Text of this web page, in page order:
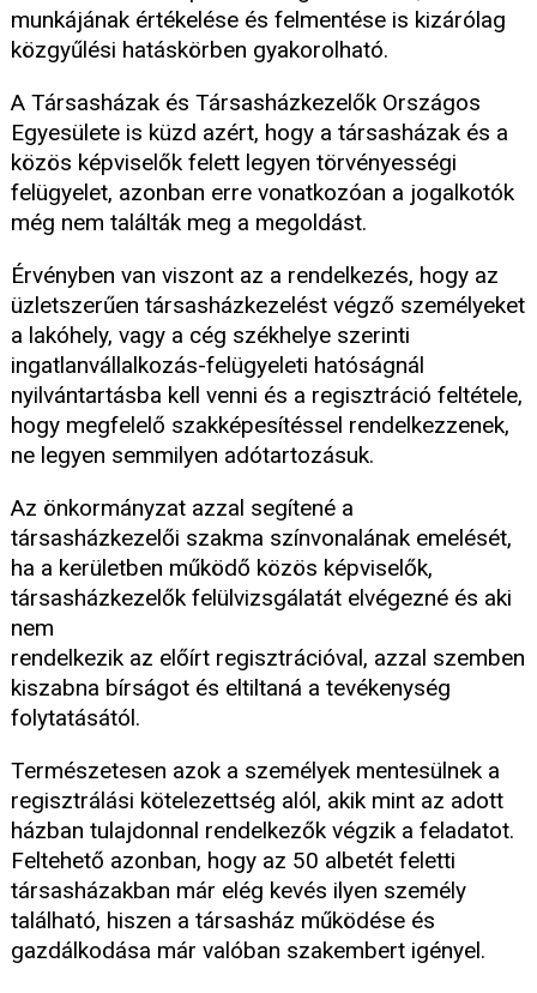
munkájának értékelése és felmentése is kizárólag
közgyűlési hatáskörben gyakorolható.
A Társasházak és Társasházkezelők Országos
Egyesülete is küzd azért, hogy a társasházak és a
közös képviselők felett legyen törvényességi
felügyelet, azonban erre vonatkozóan a jogalkotók
még nem találták meg a megoldást.
Érvényben van viszont az a rendelkezés, hogy az
üzletszerűen társasházkezelést végző személyeket
a lakóhely, vagy a cég székhelye szerinti
ingatlanvállalkozás-felügyeleti hatóságnál
nyilvántartásba kell venni és a regisztráció feltétele,
hogy megfelelő szakképesítéssel rendelkezzenek,
ne legyen semmilyen adótartozásuk.
Az önkormányzat azzal segítené a
társasházkezelői szakma színvonalának emelését,
ha a kerületben működő közös képviselők,
társasházkezelők felülvizsgálatát elvégezné és aki
nem
rendelkezik az előírt regisztrációval, azzal szemben
kiszabna bírságot és eltiltaná a tevékenység
folytatásától.
Természetesen azok a személyek mentesülnek a
regisztrálási kötelezettség alól, akik mint az adott
házban tulajdonnal rendelkezők végzik a feladatot.
Feltehető azonban, hogy az 50 albetét feletti
társasházakban már elég kevés ilyen személy
található, hiszen a társasház működése és
gazdálkodása már valóban szakembert igényel.